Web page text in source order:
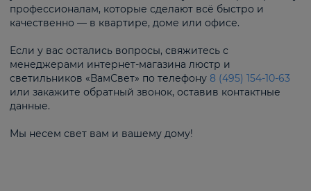
профессионалам, которые сделают всё быстро и
качественно — в квартире, доме или офисе.
Если у вас остались вопросы, свяжитесь с
менеджерами интернет-магазина люстр и
светильников «ВамСвет» по телефону 8 (495) 154-10-63
или закажите обратный звонок, оставив контактные
данные.
Мы несем свет вам и вашему дому!